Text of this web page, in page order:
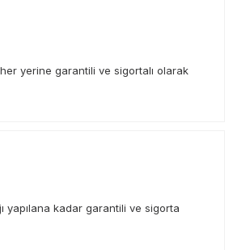
yerine garantili ve sigortalı olarak
yapılana kadar garantili ve sigorta